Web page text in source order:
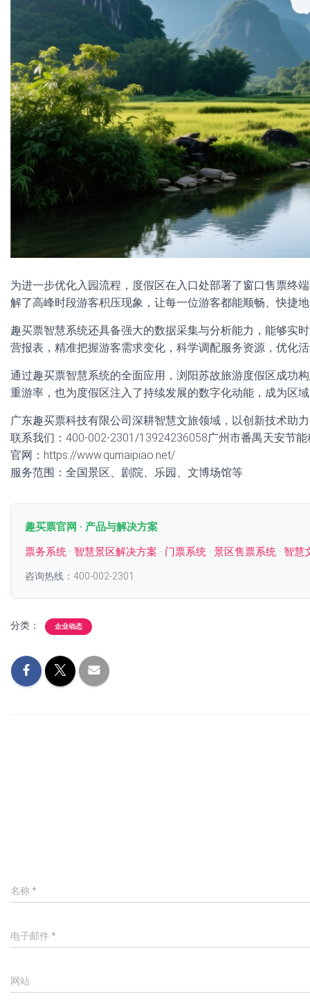
为进一步优化入园流程，度假区在入口处部署了窗口售票终
解了高峰时段游客积压现象，让每一位游客都能顺畅、快捷
趣买票智慧系统还具备强大的数据采集与分析能力，能够实
营报表，精准把握游客需求变化，科学调配服务资源，优化
通过趣买票智慧系统的全面应用，浏阳苏故旅游度假区成功
重游率，也为度假区注入了持续发展的数字化动能，成为区
广东趣买票科技有限公司深耕智慧文旅领域，以创新技术助
联系我们：400-002-2301/13924236058广州市番禺天安节
官网：https://www.qumaipiao.net/
服务范围：全国景区、剧院、乐园、文博场馆等
趣买票官网 · 产品与解决方案
票务系统 · 智慧景区解决方案 · 门票系统 · 景区售票系统 · 智慧
咨询热线：400-002-2301
分类： 企业动态
名称*
电子邮件 *
网站